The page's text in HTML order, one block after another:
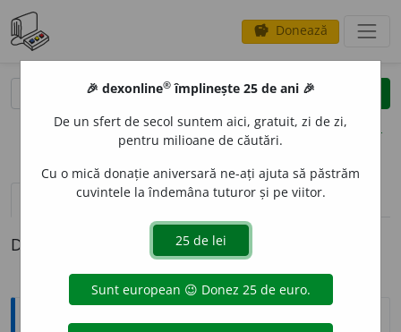
savings Donează
clear
opțiuni
definiții (1) pronunțievolume_up (50)
Definiția cu ID-ul 836146:
Explicative DEX
🎉 dexonline® împlinește 25 de ani 🎉
De un sfert de secol suntem aici, gratuit, zi de zi,
pentru milioane de căutări.
Cu o mică donație aniversară ne-ați ajuta să păstrăm
cuvintele la îndemâna tuturor și pe viitor.